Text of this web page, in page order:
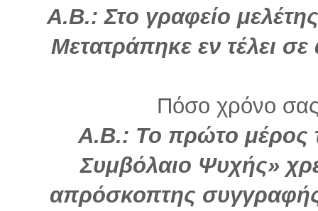
Α.Β.: Στο γραφείο
Μετατράπηκε εν τέλει
Πόσο χρόνο
Α.Β.: Το πρώτο μέρος
Συμβόλαιο Ψυχής»
απρόσκοπτης